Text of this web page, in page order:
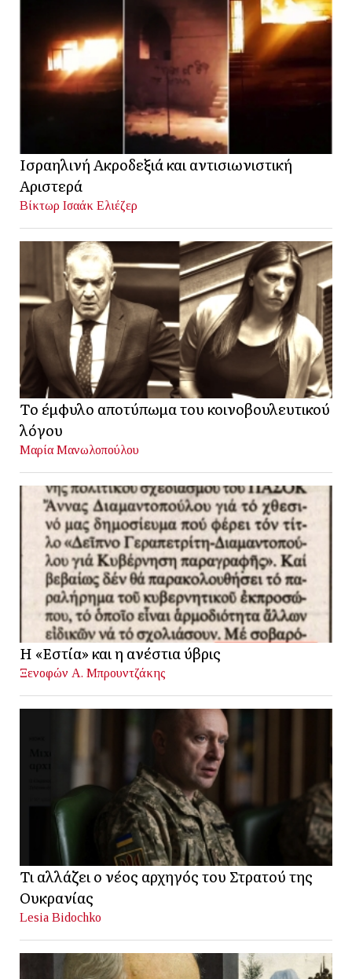
Ισραηλινή Ακροδεξιά και αντισιωνιστική
Αριστερά
Βίκτωρ Ισαάκ Ελιέζερ
Το έμφυλο αποτύπωμα του κοινοβουλευτικού
λόγου
Μαρία Μανωλοπούλου
Η «Εστία» και η ανέστια ύβρις
Ξενοφών Α. Μπρουντζάκης
Τι αλλάζει ο νέος αρχηγός του Στρατού της
Ουκρανίας
Lesia Bidochko